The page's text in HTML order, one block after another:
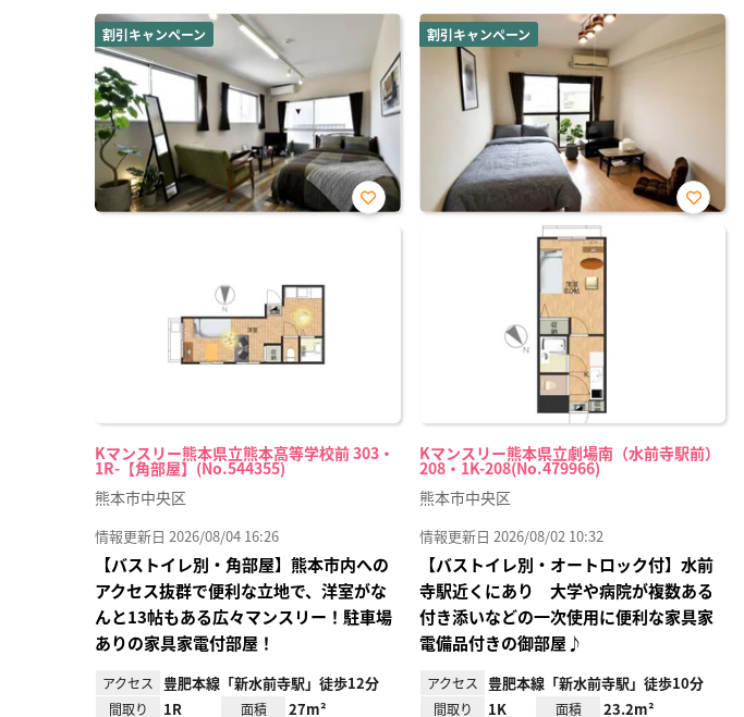
割引キャンペーン
Kマンスリー熊本県立熊本高等学校前 303・
1R-【角部屋】(No.544355)
お気
熊本市中央区
情報更新日 2026/08/04 16:26
【バストイレ別・角部屋】熊本市内への
アクセス抜群で便利な立地で、洋室がな
んと13帖もある広々マンスリー！駐車場
ありの家具家電付部屋！
アクセス 豊肥本線「新水前寺駅」徒歩12分
間取り 1R 面積 27m²
割引キャンペーン
Kマンスリー熊本県立劇場南（水前寺駅前）
208・1K-208(No.479966)
お気
熊本市中央区
情報更新日 2026/08/02 10:32
【バストイレ別・オートロック付】水前
寺駅近くにあり 大学や病院が複数ある
付き添いなどの一次使用に便利な家具家
電備品付きの御部屋♪
アクセス 豊肥本線「新水前寺駅」徒歩10分
間取り 1K 面積 23.2m²